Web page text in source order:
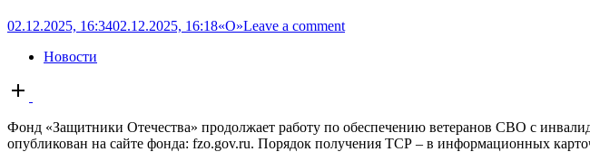
02.12.2025, 16:3402.12.2025, 16:18«О»Leave a comment
Новости
Open
post
Фонд «Защитники Отечества» продолжает работу по обеспечению ветеранов СВО с
опубликован на сайте фонда: fzo.gov.ru. Порядок получения ТСР – в информационных